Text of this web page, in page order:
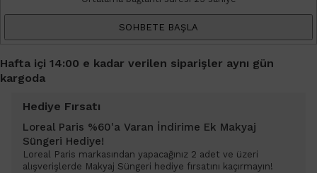
SOHBETE BAŞLA
Hafta içi 14:00 e kadar verilen siparişler aynı gün
kargoda
Hediye Fırsatı
Loreal Paris %60'a Varan İndirime Ek Makyaj
Süngeri Hediye!
Loreal Paris markasından yapacağınız 2 adet ve üzeri
alışverişlerde Makyaj Süngeri hediye fırsatını kaçırmayın!